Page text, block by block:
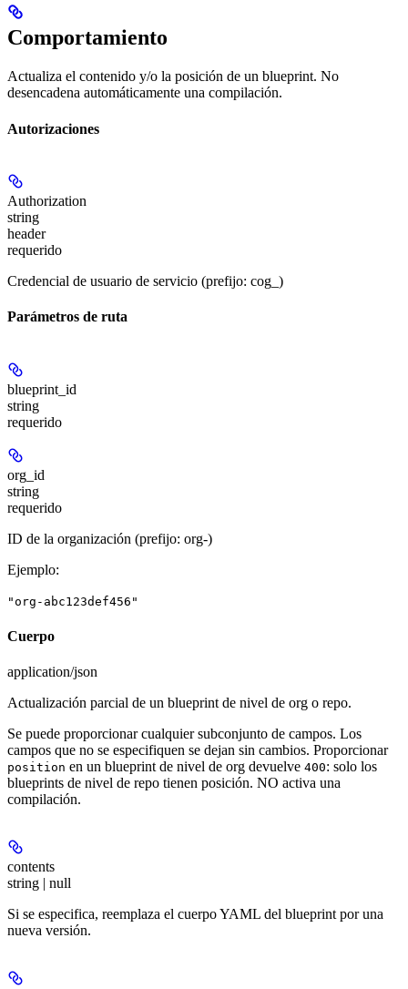
Comportamiento
Actualiza el contenido y/o la posición de un blueprint. No
desencadena automáticamente una compilación.
Autorizaciones
Authorization
string
header
requerido
Credencial de usuario de servicio (prefijo: cog_)
Parámetros de ruta
blueprint_id
string
requerido
org_id
string
requerido
ID de la organización (prefijo: org-)
Ejemplo:
"org-abc123def456"
Cuerpo
application/json
Actualización parcial de un blueprint de nivel de org o repo.
Se puede proporcionar cualquier subconjunto de campos. Los
campos que no se especifiquen se dejan sin cambios. Proporcionar
position en un blueprint de nivel de org devuelve 400: solo los
blueprints de nivel de repo tienen posición. NO activa una
compilación.
contents
string | null
Si se especifica, reemplaza el cuerpo YAML del blueprint por una
nueva versión.